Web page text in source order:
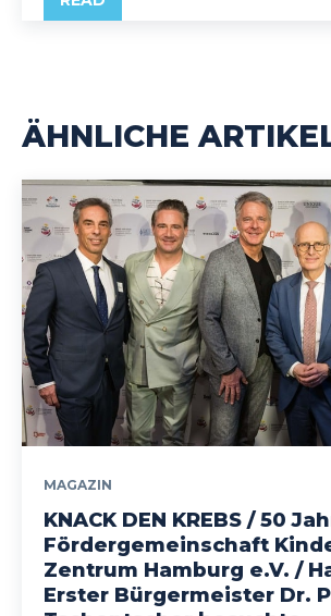
ÄHNLICHE
MAGAZIN
KNACK DEN KREBS / 50
Fördergemeinschaft
Zentrum Hamburg e.V. /
Erster Bürgermeister Dr.